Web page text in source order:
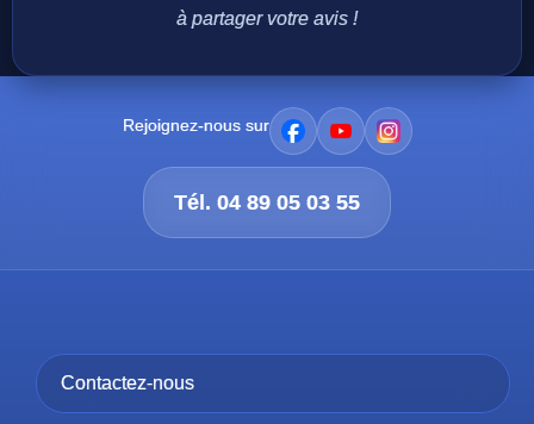
à partager votre avis !
Rejoignez-nous sur
Tél. 04 89 05 03 55
Contactez-nous